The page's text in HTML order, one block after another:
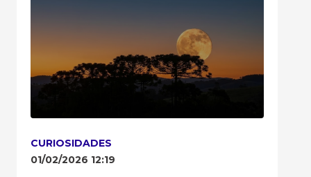
CURIOSIDADES
01/02/2026 12:19